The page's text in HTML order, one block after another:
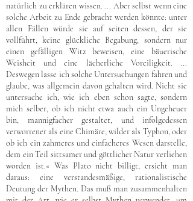
natürlich zu erklären wissen. ... Aber selbst wenn eine
solche Arbeit zu Ende gebracht werden könnte: unter
allen Fällen würde sie auf seiten dessen, der sie
vollführt, keine glückliche Begabung, sondern nur
einen gefälligen Witz beweisen, eine bäuerische
Weisheit und eine lächerliche Voreiligkeit. ...
Deswegen lasse ich solche Untersuchungen fahren und
glaube, was allgemein davon gehalten wird. Nicht sie
untersuche ich, wie ich eben schon sagte, sondern
mich selber, ob ich nicht etwa auch ein Ungeheuer
bin, mannigfacher gestaltet, und infolgedessen
verworrener als eine Chimäre, wilder als Typhon, oder
ob ich ein zahmeres und einfacheres Wesen darstelle,
dem ein Teil sittsamer und göttlicher Natur verliehen
worden ist.« Was Plato nicht billigt, ersieht man
daraus: eine verstandesmäßige, rationalistische
Deutung der Mythen. Das muß man zusammenhalten